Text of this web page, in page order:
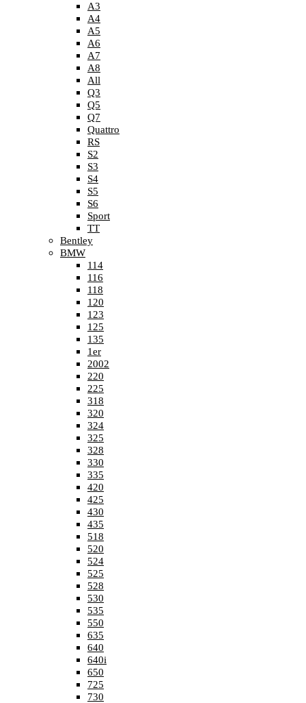
A3
A4
A5
A6
A7
A8
All
Q3
Q5
Q7
Quattro
RS
S2
S3
S4
S5
S6
Sport
TT
Bentley
BMW
114
116
118
120
123
125
135
1er
2002
220
225
318
320
324
325
328
330
335
420
425
430
435
518
520
524
525
528
530
535
550
635
640
640i
650
725
730